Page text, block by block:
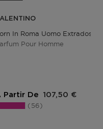
In Roma Uomo Extradose
Pour Homme
Partir De Prix du produit
107,50 €
56